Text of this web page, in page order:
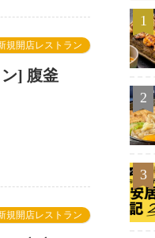
規開店レストラン
] 腹釜
規開店レストラン
1
2
3